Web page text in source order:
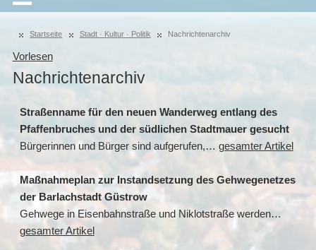
Startseite Stadt · Kultur · Politik Nachrichtenarchiv
Vorlesen
Nachrichtenarchiv
Straßenname für den neuen Wanderweg entlang des
Pfaffenbruches und der südlichen Stadtmauer gesucht
Bürgerinnen und Bürger sind aufgerufen,… gesamter Artikel
Maßnahmeplan zur Instandsetzung des Gehwegenetzes
der Barlachstadt Güstrow
Gehwege in Eisenbahnstraße und Niklotstraße werden…
gesamter Artikel